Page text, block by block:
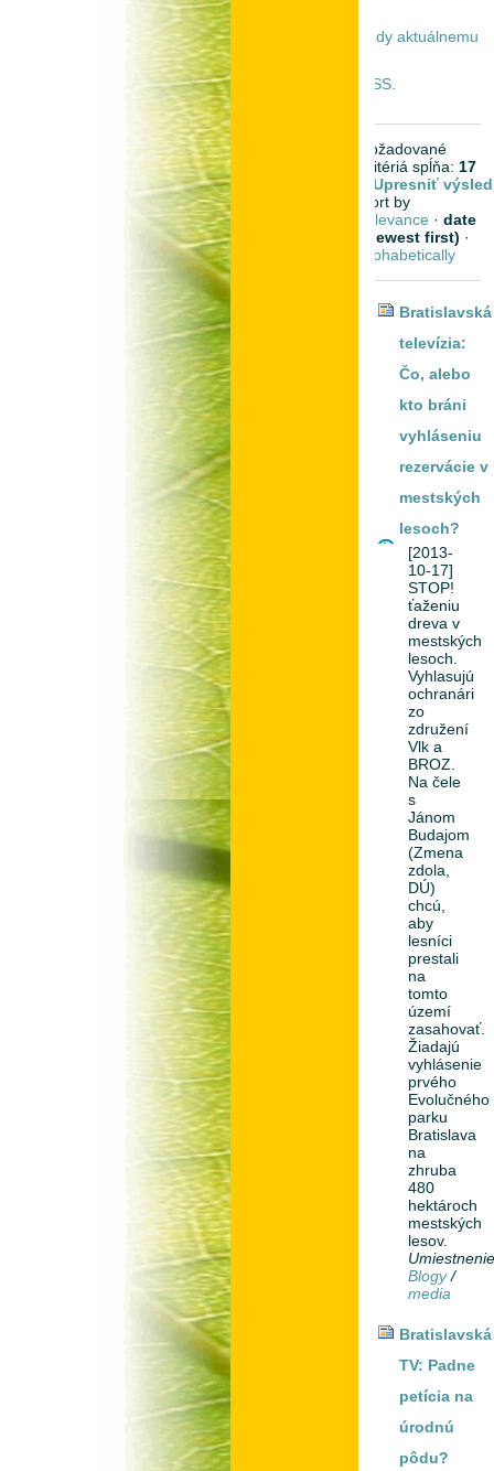
vždy aktuálnemu
RSS.
požadované
kritériá spĺňa:17
Upresniť
Sort by
relevance · date
(newest first) ·
alphabetically
Bratislavská
televízia:
Čo, alebo
kto bráni
vyhláseniu
rezervácie v
mestských
lesoch?
[2013-
10-17]
STOP!
ťaženiu
dreva v
mestských
lesoch.
Vyhlasujú
ochranári
zo
združení
Vlk a
BROZ.
Na čele
s
Jánom
Budajom
(Zmena
zdola,
DÚ)
chcú,
aby
lesníci
prestali
na
tomto
území
zasahovať.
Žiadajú
vyhlásenie
prvého
Evolučného
parku
Bratislava
na
zhruba
480
hektároch
mestských
lesov.
Blogy /
media
Bratislavská
TV: Padne
petícia na
úrodnú
pôdu?